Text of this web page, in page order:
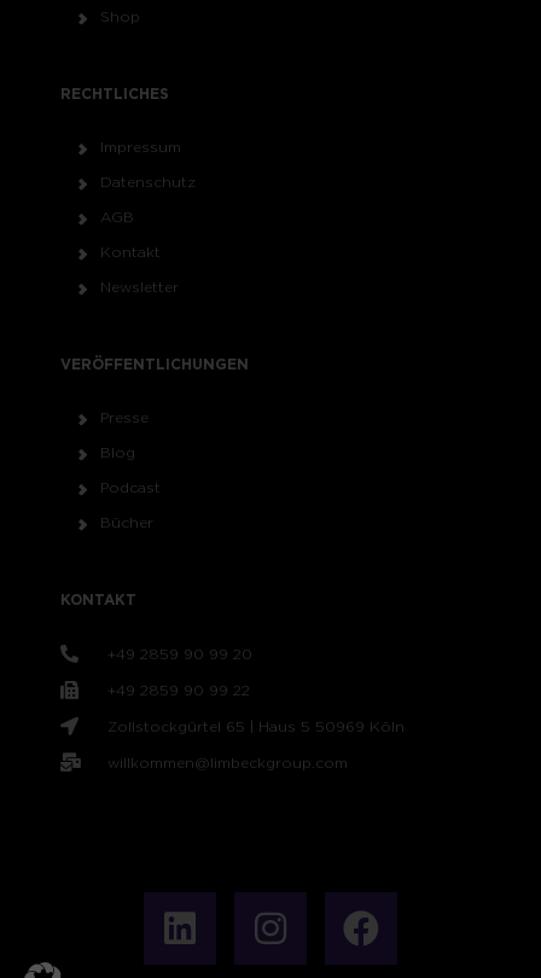
Shop
RECHTLICHES
Impressum
Datenschutz
AGB
Kontakt
Newsletter
VERÖFFENTLICHUNGEN
Presse
Blog
Podcast
Bücher
KONTAKT
+49 2859 90 99 20
+49 2859 90 99 22
Zollstockgürtel 65 | Haus 5 50969 Köln
willkommen@limbeckgroup.com